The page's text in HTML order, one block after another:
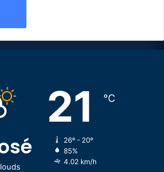
21 ℃
26º - 20º
85%
4.02 km/h